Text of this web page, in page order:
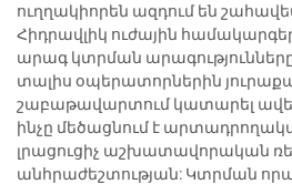
ուղղակիորեն ազդում են
Հիդրավլիկ ուժային
արագ կտրման
տալիս օպերատորներին
շաբաթավարտում կատարել
ինչը մեծացնում է
լրացուցիչ աշխատավորական
անհրաժեշտության: Կտրման